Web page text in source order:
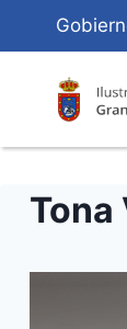
Contenido